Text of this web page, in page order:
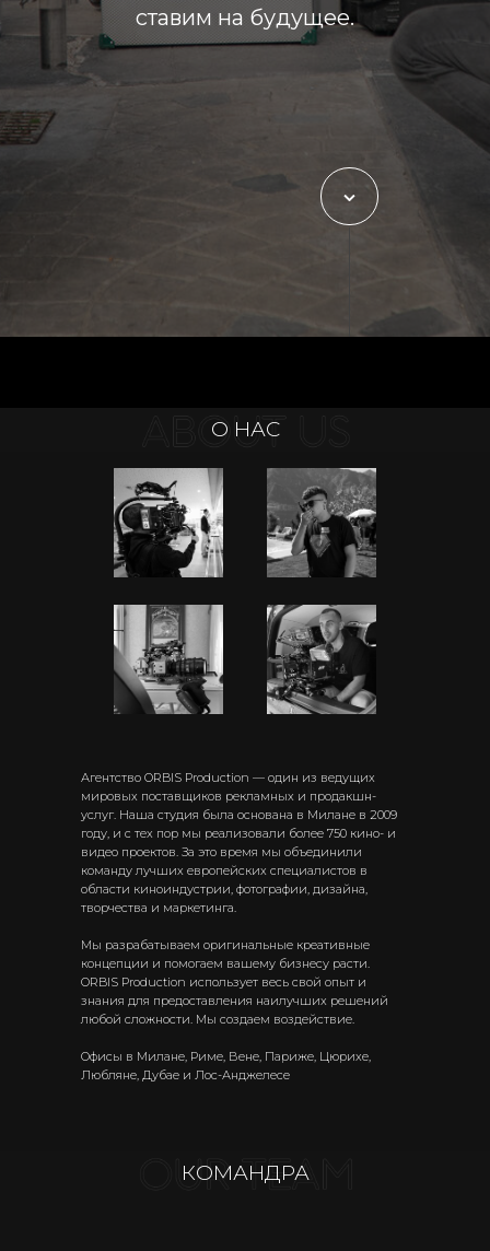
ставим на будущее.
О НАС
Агентство ORBIS Production — один из ведущих
мировых поставщиков рекламных и продакшн-
услуг. Наша студия была основана в Милане в 2009
году, и с тех пор мы реализовали более 750 кино- и
видео проектов. За это время мы объединили
команду лучших европейских специалистов в
области киноиндустрии, фотографии, дизайна,
творчества и маркетинга.
Мы разрабатываем оригинальные креативные
концепции и помогаем вашему бизнесу расти.
ORBIS Production использует весь свой опыт и
знания для предоставления наилучших решений
любой сложности. Мы создаем воздействие.
Офисы в Милане, Риме, Вене, Париже, Цюрихе,
Любляне, Дубае и Лос-Анджелесе
КОМАНДРА